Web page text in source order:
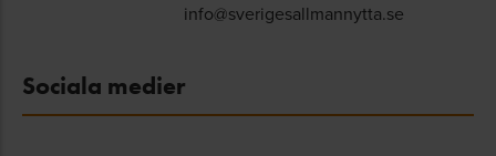
info@sverigesallmannytta.se
Sociala medier